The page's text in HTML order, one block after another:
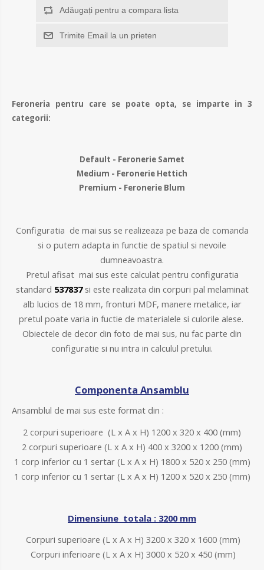
Adăugați pentru a compara lista
Trimite Email la un prieten
Feroneria pentru care se poate opta, se imparte in 3
categorii:
Default - Feronerie Samet
Medium - Feronerie Hettich
Premium - Feronerie Blum
Configuratia de mai sus se realizeaza pe baza de comanda
si o putem adapta in functie de spatiul si nevoile
dumneavoastra.
Pretul afisat mai sus este calculat pentru configuratia
standard 537837si este realizata din corpuri pal melaminat
alb lucios de 18 mm, fronturi MDF, manere metalice, iar
pretul poate varia in fuctie de materialele si culorile alese.
Obiectele de decor din foto de mai sus, nu fac parte din
configuratie si nu intra in calculul pretului.
Componenta Ansamblu
Ansamblul de mai sus este format din :
2 corpuri superioare (L x A x H) 1200 x 320 x 400 (mm)
2 corpuri superioare (L x A x H) 400 x 3200 x 1200 (mm)
1 corp inferior cu 1 sertar (L x A x H) 1800 x 520 x 250 (mm)
1 corp inferior cu 1 sertar (L x A x H) 1200 x 520 x 250 (mm)
Dimensiune totala : 3200 mm
Corpuri superioare (L x A x H) 3200 x 320 x 1600 (mm)
Corpuri inferioare (L x A x H) 3000 x 520 x 450 (mm)